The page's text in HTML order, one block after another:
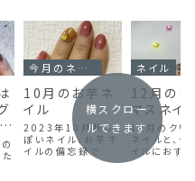
今月のネイル
10月のお芋ネ
イル
2023年10月秋っ
ぽいネイル、お芋ネ
イルの備忘録です。
使用しているカラー
ネイル
12月のク
マスネイ
12月のクリ
ネイルと、セ
イルにおす
ネイルショッ
横スクロー
ルできます